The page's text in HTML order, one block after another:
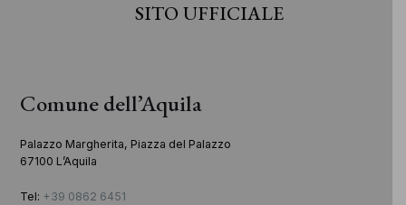
SITO UFFICIALE
Comune dell’Aquila
Palazzo Margherita, Piazza del Palazzo
67100 L’Aquila
Tel: +39 0862 6451